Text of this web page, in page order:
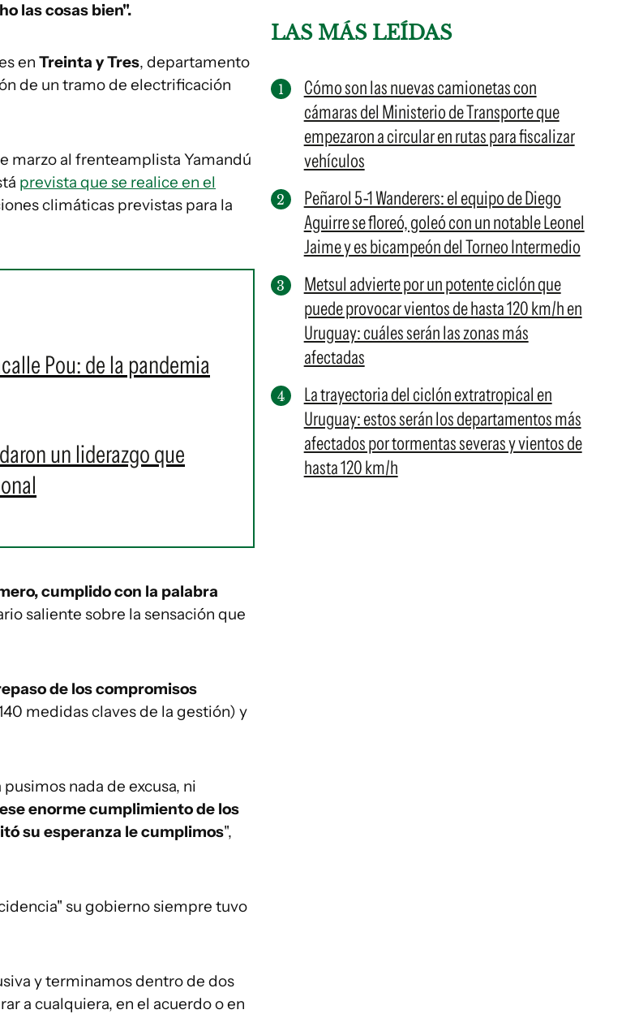
las cosas bien".
en Treinta y Tres, departamento
de un tramo de electrificación
marzo al frenteamplista Yamandú
prevista que se realice en el
climáticas previstas para la
Pou: de la pandemia
un liderazgo que
cumplido con la palabra
saliente sobre la sensación que
de los compromisos
medidas claves de la gestión) y
nada de excusa, ni
enorme cumplimiento de los
su esperanza le cumplimos",
su gobierno siempre tuvo
y terminamos dentro de dos
a cualquiera, en el acuerdo o en
LAS MÁS LEÍDAS
Cómo son las nuevas camionetas con
cámaras del Ministerio de Transporte que
empezaron a circular en rutas para fiscalizar
vehículos
Peñarol 5-1 Wanderers: el equipo de Diego
Aguirre se floreó, goleó con un notable Leonel
Jaime y es bicampeón del Torneo Intermedio
Metsul advierte por un potente ciclón que
puede provocar vientos de hasta 120 km/h en
Uruguay: cuáles serán las zonas más
afectadas
La trayectoria del ciclón extratropical en
Uruguay: estos serán los departamentos más
afectados por tormentas severas y vientos de
hasta 120 km/h